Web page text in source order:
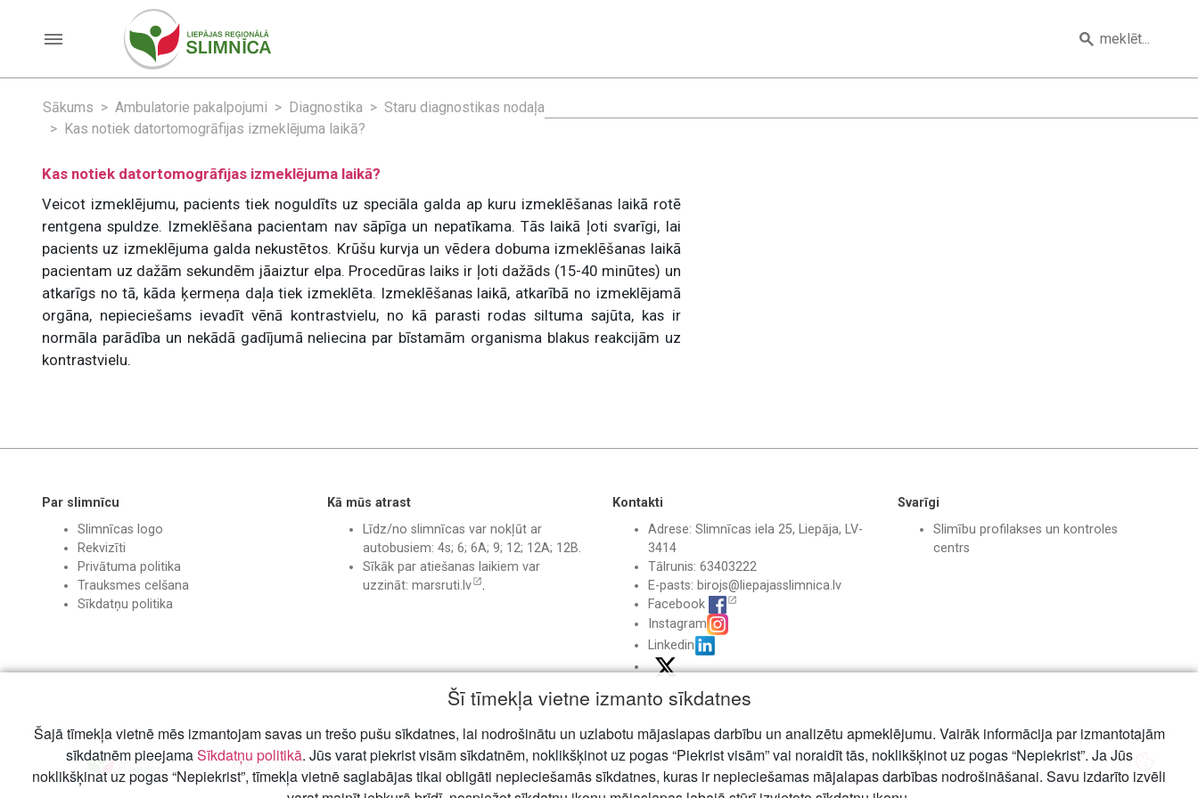
Sākums Ambulatorie pakalpojumi Diagnostika
Staru diagnostikas nodaļa
Kas notiek datortomogrāfijas izmeklējuma laikā?
Kas notiek datortomogrāfijas izmeklējuma laikā?
Veicot izmeklējumu, pacients tiek noguldīts uz speciāla galda ap kuru izmeklēšanas laikā rotē
rentgena spuldze. Izmeklēšana pacientam nav sāpīga un nepatīkama. Tās laikā ļoti svarīgi, lai
pacients uz izmeklējuma galda nekustētos. Krūšu kurvja un vēdera dobuma izmeklēšanas laikā
pacientam uz dažām sekundēm jāaiztur elpa. Procedūras laiks ir ļoti dažāds (15-40 minūtes) un
atkarīgs no tā, kāda ķermeņa daļa tiek izmeklēta. Izmeklēšanas laikā, atkarībā no izmeklējamā
orgāna, nepieciešams ievadīt vēnā kontrastvielu, no kā parasti rodas siltuma sajūta, kas ir
normāla parādība un nekādā gadījumā neliecina par bīstamām organisma blakus reakcijām uz
kontrastvielu.
Par slimnīcu
Slimnīcas logo
Rekvizīti
Privātuma politika
Trauksmes celšana
Sīkdatņu politika
Kā mūs atrast
Līdz/no slimnīcas var nokļūt ar
autobusiem: 4s; 6; 6A; 9; 12; 12A; 12B.
Sīkāk par atiešanas laikiem var
uzzināt: marsruti.lv .
Kontakti
Adrese: Slimnīcas iela 25, Liepāja, LV-
3414
Tālrunis: 63403222
E-pasts: birojs@liepajasslimnica.lv
Facebook
Instagram
Linkedin
Svarīgi
Slimību profilakses un kontroles
centrs
© SIA "Liepājas reģionālā slimnīca"
Šī tīmekļa vietne izmanto sīkdatnes
Šajā tīmekļa vietnē mēs izmantojam savas un trešo pušu sīkdatnes, lai nodrošinātu un uzlabotu mājaslapas darbību un analizētu apmeklējumu. Vairāk informācija par izmantotajām
sīkdatnēm pieejamaSīkdatņu politikā. Jūs varat piekrist visām sīkdatnēm, noklikšķinot uz pogas “Piekrist visām” vai noraidīt tās, noklikšķinot uz pogas “Nepiekrist”. Ja Jūs
noklikšķinat uz pogas “Nepiekrist”, tīmekļa vietnē saglabājas tikai obligāti nepieciešamās sīkdatnes, kuras ir nepieciešamas mājalapas darbības nodrošināšanai. Savu izdarīto izvēli